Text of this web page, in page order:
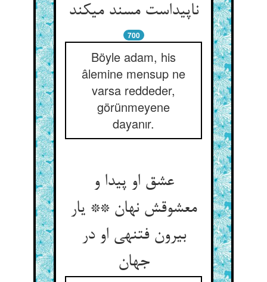
ناپیداست مسند می‏کند
700
Böyle adam, his
âlemine mensup ne
varsa reddeder,
görünmeyene
dayanır.
عشق او پیدا و
معشوقش نهان ** یار
بیرون فتنه‏ی او در
جهان‏